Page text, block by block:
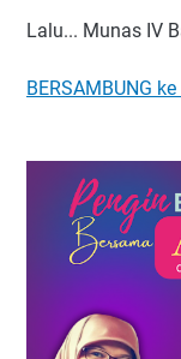
Lalu... Munas IV
BERSAMBUNG